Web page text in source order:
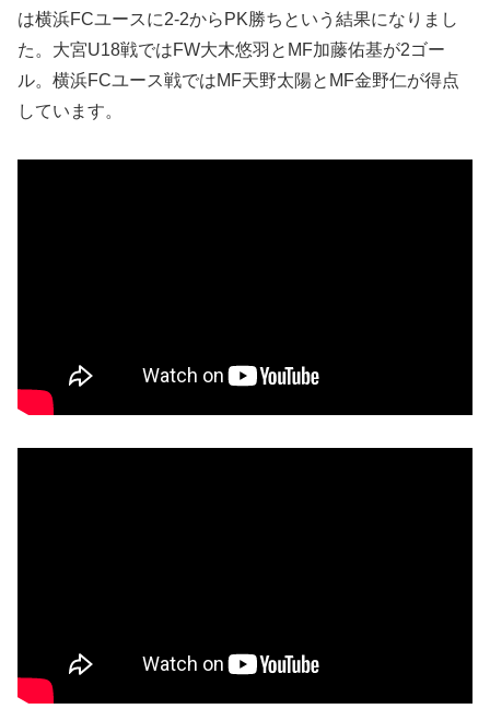
は横浜FCユースに2-2からPK勝ちという結果になりまし
た。大宮U18戦ではFW大木悠羽とMF加藤佑基が2ゴー
ル。横浜FCユース戦ではMF天野太陽とMF金野仁が得点
しています。